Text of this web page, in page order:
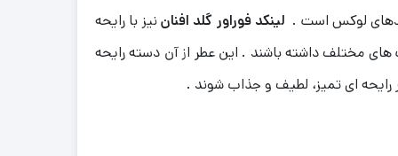
لوکس است . لینکد فوراور گلد افناننیز با رایحه‌
مختلف داشته باشند . این عطر از آن دسته رایحه‌
رایحه‌ ای تمیز، لطیف و جذاب شوند .